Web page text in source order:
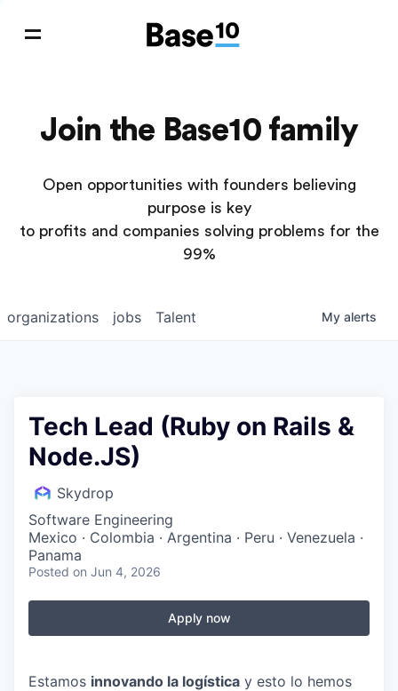
Join the Base10 family
Open opportunities with founders believing
purpose is key
to profits and companies solving problems for the
99%
jobs
organizations Talent My alerts
Tech Lead (Ruby on Rails &
Node.JS)
Skydrop
Software Engineering
Mexico · Colombia · Argentina · Peru · Venezuela ·
Panama
Posted on Jun 4, 2026
Apply now
Estamos innovando la logística y esto lo hemos